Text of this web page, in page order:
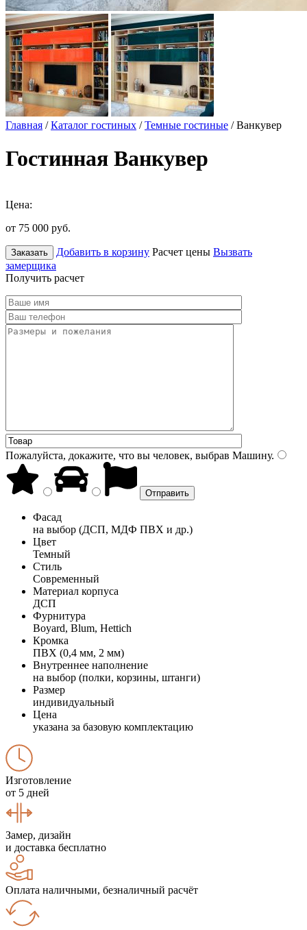
Главная /Каталог гостиных /Темные гостиные / Ванкувер
Гостинная Ванкувер
Цена:
от 75 000 руб.
Заказать Добавить в корзину Расчет цены Вызвать
замерщика
Получить расчет
Пожалуйста, докажите, что вы человек, выбрав Машину.
Фасад
на выбор (ДСП, МДФ ПВХ и др.)
Цвет
Темный
Стиль
Современный
Материал корпуса
ДСП
Фурнитура
Boyard, Blum, Hettich
Кромка
ПВХ (0,4 мм, 2 мм)
Внутреннее наполнение
на выбор (полки, корзины, штанги)
Размер
индивидуальный
Цена
указана за базовую комплектацию
Изготовление
от 5 дней
Замер, дизайн
и доставка бесплатно
Оплата наличными, безналичный расчёт